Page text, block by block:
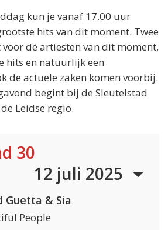
kun je vanaf 17.00 uur
hits van dit moment. Twee
dé artiesten van dit moment,
hits en natuurlijk een
de actuele zaken komen voorbij.
begint bij de Sleutelstad
Leidse regio.
30
12 juli 2025
Guetta & Sia
People